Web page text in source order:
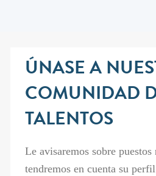
ÚNASE A
COMUNIDAD
TALENTOS
Le avisaremos sobre puestos
tendremos en cuenta su